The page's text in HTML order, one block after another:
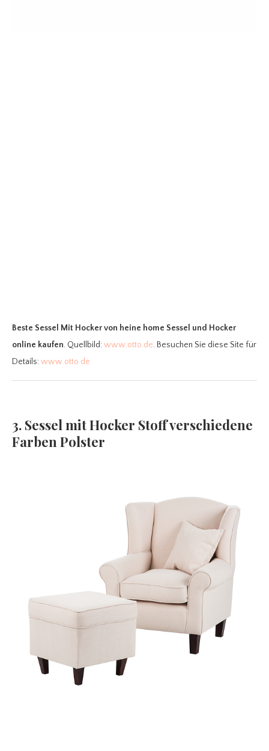
Beste Sessel Mit Hockervon heine home Sessel und Hocker
online kaufen. Quellbild:www.otto.de. Besuchen Sie diese Site für
Details:www.otto.de
3. Sessel mit Hocker Stoff verschiedene
Farben Polster